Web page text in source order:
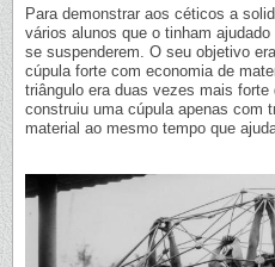
Para demonstrar aos céticos a
vários alunos que o tinham
se suspenderem. O seu objetivo
cúpula forte com economia de
triângulo era duas vezes mais forte
construiu uma cúpula apenas com
material ao mesmo tempo que